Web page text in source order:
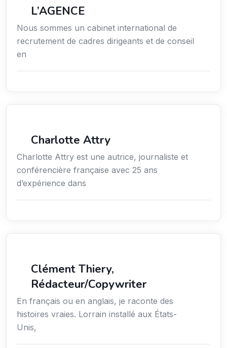
L’AGENCE
Nous sommes un cabinet international de
recrutement de cadres dirigeants et de conseil
en
Charlotte Attry
Charlotte Attry est une autrice, journaliste et
conférencière française avec 25 ans
d’expérience dans
Clément Thiery,
Rédacteur/Copywriter
En français ou en anglais, je raconte des
histoires vraies. Lorrain installé aux États-
Unis,